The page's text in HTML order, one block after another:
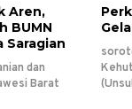
Aren,
BUMN
Saragian
dan
Barat